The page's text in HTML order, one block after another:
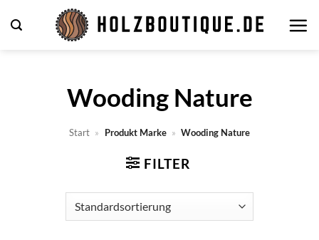
Inhalt
Wooding Nature
Start » Produkt Marke » Wooding Nature
FILTER